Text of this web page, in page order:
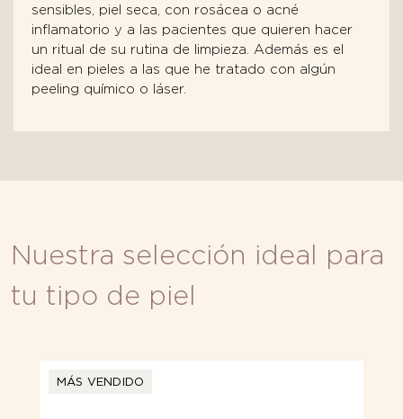
sensibles, piel seca, con rosácea o acné
inflamatorio y a las pacientes que quieren hacer
un ritual de su rutina de limpieza. Además es el
ideal en pieles a las que he tratado con algún
peeling químico o láser.
Nuestra selección ideal para
tu tipo de piel
MÁS VENDIDO
MÁS VENDIDO
MÁS VENDIDO
AGOTADO
MÁS VENDIDO
QUEDAN 3 UNIDADES
MÁS VENDIDO